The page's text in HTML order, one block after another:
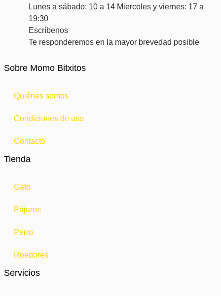
Lunes a sábado: 10 a 14 Miercoles y viernes: 17 a
19:30
Escríbenos
Te responderemos en la mayor brevedad posible
Sobre Momo Bitxitos
Quiénes somos
Condiciones de uso
Contacto
Tienda
Gato
Pájaros
Perro
Roedores
Servicios